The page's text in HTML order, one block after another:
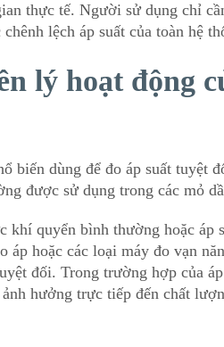
thực tế. Người sử dụng chỉ
lệch áp suất của toàn hệ
lý hoạt động
biến dùng để đo áp suất tuyệt
được sử dụng trong các mỏ
khí quyển bình thường hoặc áp
áp hoặc các loại máy đo vạn
đối. Trong trường hợp của
hưởng trực tiếp đến chất